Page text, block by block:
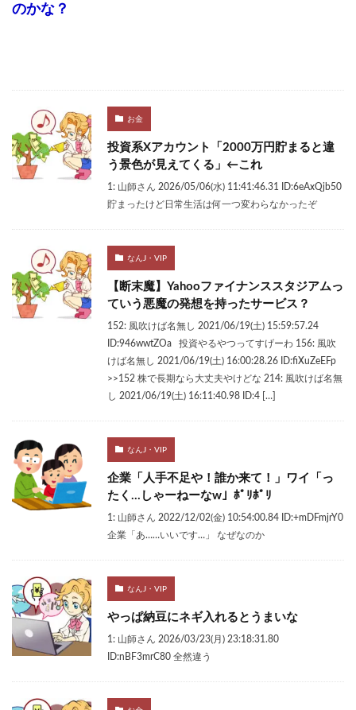
のかな？
お金
投資系Xアカウント「2000万円貯まると違
う景色が見えてくる」←これ
1: 山師さん 2026/05/06(水) 11:41:46.31 ID:6eAxQjb50
貯まったけど日常生活は何一つ変わらなかったぞ
なんJ・VIP
【断末魔】Yahooファイナンススタジアムっ
ていう悪魔の発想を持ったサービス？
152: 風吹けば名無し 2021/06/19(土) 15:59:57.24
ID:946wwtZOa 投資やるやつってすげーわ 156: 風吹
けば名無し 2021/06/19(土) 16:00:28.26 ID:fiXuZeEFp
>>152 株で長期なら大丈夫やけどな 214: 風吹けば名無
し 2021/06/19(土) 16:11:40.98 ID:4 […]
なんJ・VIP
企業「人手不足や！誰か来て！」ワイ「っ
たく…しゃーねーなw」ﾎﾟﾘﾎﾟﾘ
1: 山師さん 2022/12/02(金) 10:54:00.84 ID:+mDFmjrY0
企業「あ……いいです…」 なぜなのか
なんJ・VIP
やっぱ納豆にネギ入れるとうまいな
1: 山師さん 2026/03/23(月) 23:18:31.80
ID:nBF3mrC80 全然違う